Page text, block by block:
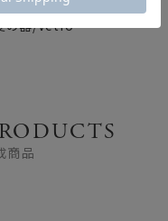
ラス食器で演
の器/Vetro
商品